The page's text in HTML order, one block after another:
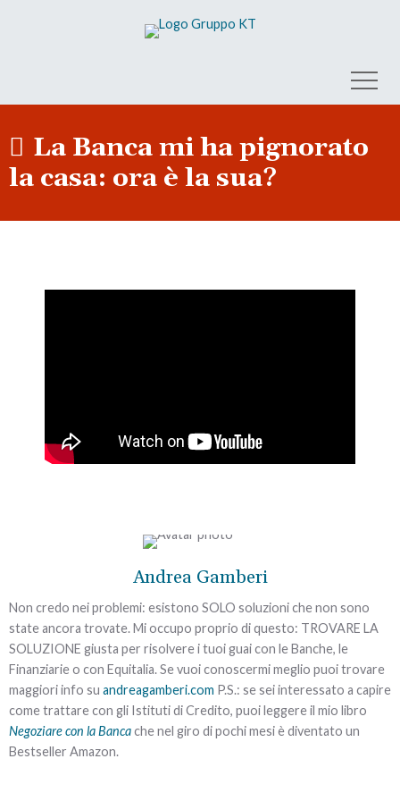
La Banca mi ha pignorato
la casa: ora è la sua?
Richiedi subito un
appuntamentogratuito
senza impegnoper
Non aspettare: fai qui e
ora il primo passo per
risolvere il problema
dei debiti
definitivamentee
tornare finalmente a
vivere in serenità.
risolvere
il
problema
➡
Andrea Gamberi
Non credo nei problemi: esistono SOLO soluzioni che non sono
state ancora trovate. Mi occupo proprio di questo: TROVARE LA
SOLUZIONE giusta per risolvere i tuoi guai con le Banche, le
Finanziarie o con Equitalia. Se vuoi conoscermi meglio puoi trovare
maggiori info su andreagamberi.com P.S.: se sei interessato a capire
come trattare con gli Istituti di Credito, puoi leggere il mio libro
Negoziare con la Bancache nel giro di pochi mesi è diventato un
Bestseller Amazon.